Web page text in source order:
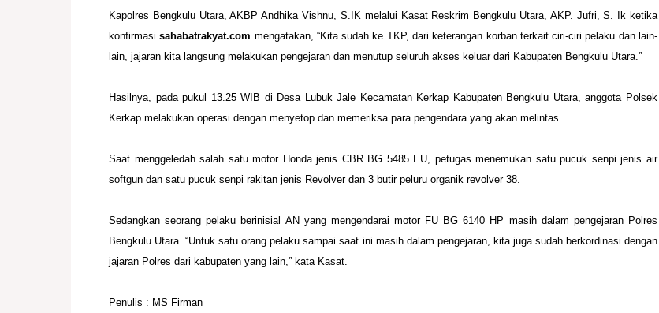
Kapolres Bengkulu Utara, AKBP Andhika Vishnu, S.IK melalui Kasat Reskrim Bengkulu Utara, AKP. Jufri, S. Ik ketika
konfirmasisahabatrakyat.com mengatakan, “Kita sudah ke TKP, dari keterangan korban terkait ciri-ciri pelaku dan lain-
lain, jajaran kita langsung melakukan pengejaran dan menutup seluruh akses keluar dari Kabupaten Bengkulu Utara.”
Hasilnya, pada pukul 13.25 WIB di Desa Lubuk Jale Kecamatan Kerkap Kabupaten Bengkulu Utara, anggota Polsek
Kerkap melakukan operasi dengan menyetop dan memeriksa para pengendara yang akan melintas.
Saat menggeledah salah satu motor Honda jenis CBR BG 5485 EU, petugasmenemukan satu pucuk senpi jenis air
softgun dan satu pucuk senpi rakitan jenis Revolver dan 3 butir peluru organik revolver 38.
Sedangkan seorang pelaku berinisial AN yang mengendarai motor FU BG6140 HP masih dalam pengejaran Polres
Bengkulu Utara. “Untuk satu orang pelaku sampai saat ini masih dalam pengejaran, kita juga sudah berkordinasi dengan
jajaran Polres dari kabupaten yang lain,” kata Kasat.
Penulis : MS Firman